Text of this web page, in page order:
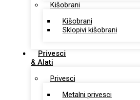
Kišobrani
Kišobrani
Sklopivi kišobrani
Privesci
& Alati
Privesci
Metalni privesci